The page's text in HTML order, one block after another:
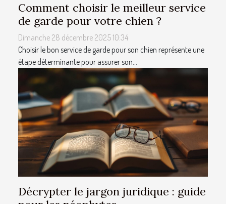
Comment choisir le meilleur service
de garde pour votre chien ?
Dimanche 28 décembre 2025 10:34
Choisir le bon service de garde pour son chien représente une
étape déterminante pour assurer son...
Décrypter le jargon juridique : guide